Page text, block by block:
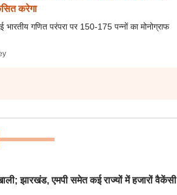
करेगा
भारतीय गणित परंपरा पर 150-175 पन्नों का मोनोग्राफ
झारखंड, एमपी समेत कई राज्यों में हजारों वैकेंसी